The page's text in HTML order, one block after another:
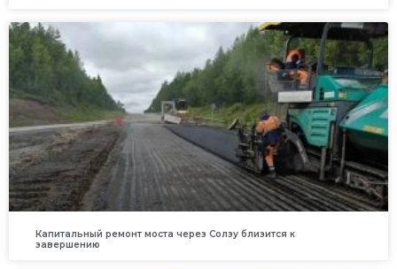
Капитальный ремонт моста через Солзу близится к
завершению